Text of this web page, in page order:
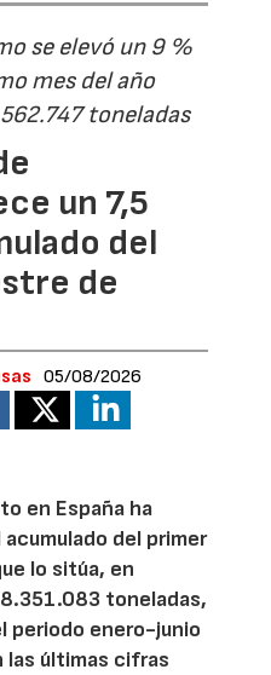
se elevó un 9 %
mes del año
toneladas
un 7,5
del
de
05/08/2026
en España ha
del primer
lo sitúa, en
toneladas,
periodo enero-junio
las últimas cifras